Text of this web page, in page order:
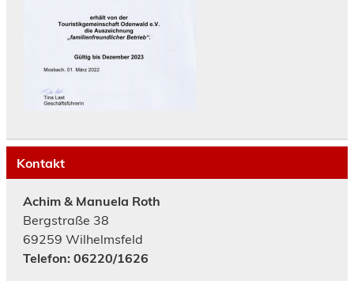
Kontakt
Achim & Manuela Roth
Bergstraße 38
69259 Wilhelmsfeld
Telefon: 06220/1626